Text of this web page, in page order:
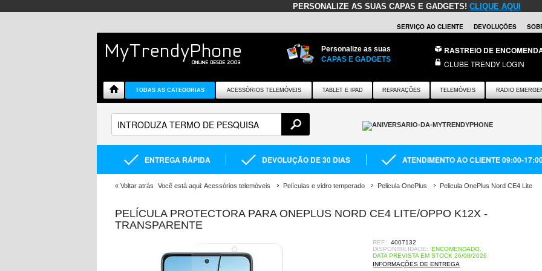
PERSONALIZE AS SUAS CAPAS E GADGETS! CLIQUE AQUI
SERVIÇO AO CLIENTE DEVOLUÇÕES
Personalize as suas
CAPAS E GADGETS
RASTREIO DE
CLUBE TRENDY LOGIN
TODAS AS CATEGORIAS ACESSÓRIOS TELEMÓVEIS TABLET E IPAD REPARAÇÕES TELEMÓVEIS RADIO
ENTREGA RÁPIDA DEVOLUÇÃO DE 30 DIAS ATENDIMENTO AO CLIENTE 09:00-
« Voltar atrás Você está aqui: Acessórios telemóveis Películas e vidro temperado Pelicula OnePlus Pelicula OnePlus Nord CE4 Lite
PELÍCULA PROTECTORA PARA ONEPLUS NORD CE4 LITE/OPPO K12X -
TRANSPARENTE
REF.: 4007132
DISPONIBILIDADE: ENCOMENDADO.
DATA PREVISTA EM STOCK 26/08/2026
INFORMAÇÕES DE ENTREGA